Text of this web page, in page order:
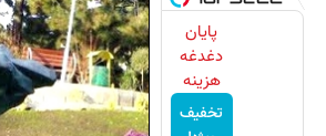
پایان
دغدغه
هزینه
های
دندان
تخفیف